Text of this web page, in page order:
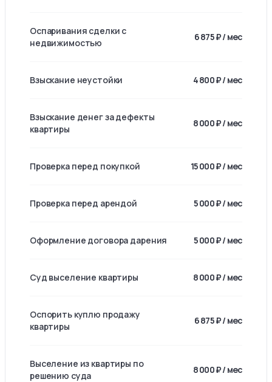
Оспаривания сделки с
недвижимостью
6 875 ₽ / мес
Взыскание неустойки 4 800 ₽ / мес
Взыскание денег за дефекты
квартиры
8 000 ₽ / мес
Проверка перед покупкой 15 000 ₽ / мес
Проверка перед арендой 5 000 ₽ / мес
Оформление договора дарения 5 000 ₽ / мес
Суд выселение квартиры 8 000 ₽ / мес
Оспорить куплю продажу
квартиры
6 875 ₽ / мес
Выселение из квартиры по
решению суда
8 000 ₽ / мес